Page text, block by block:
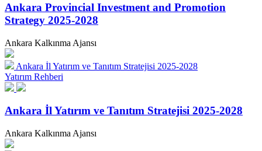
Ankara Provincial Investment and Promotion
Strategy 2025-2028
Ankara Kalkınma Ajansı
Ankara İl Yatırım ve Tanıtım Stratejisi 2025-2028
Yatırım Rehberi
Ankara İl Yatırım ve Tanıtım Stratejisi 2025-2028
Ankara Kalkınma Ajansı